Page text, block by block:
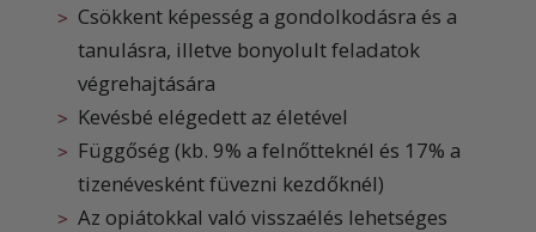
Csökkent képesség a gondolkodásra és a
tanulásra, illetve bonyolult feladatok
végrehajtására
Kevésbé elégedett az életével
Függőség (kb. 9% a felnőtteknél és 17% a
tizenévesként füvezni kezdőknél)
Az opiátokkal való visszaélés lehetséges